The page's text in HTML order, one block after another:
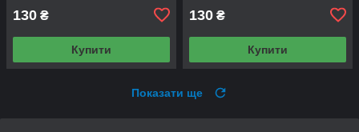
130 ₴
Купити
130 ₴
Купити
Показати ще